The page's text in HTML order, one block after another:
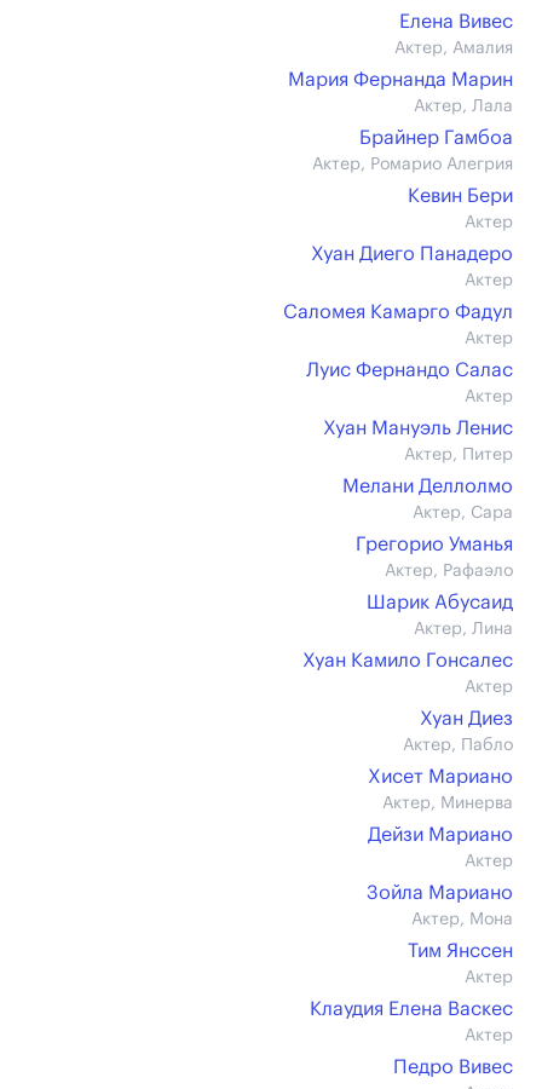
Елена Вивес
Актер, Амалия
Мария Фернанда Марин
Актер, Лала
Брайнер Гамбоа
Актер, Ромарио Алегрия
Кевин Бери
Актер
Хуан Диего Панадеро
Актер
Саломея Камарго Фадул
Актер
Луис Фернандо Салас
Актер
Хуан Мануэль Ленис
Актер, Питер
Мелани Деллолмо
Актер, Сара
Грегорио Уманья
Актер, Рафаэло
Шарик Абусаид
Актер, Лина
Хуан Камило Гонсалес
Актер
Хуан Диез
Актер, Пабло
Хисет Мариано
Актер, Минерва
Дейзи Мариано
Актер
Зойла Мариано
Актер, Мона
Тим Янссен
Актер
Клаудия Елена Васкес
Актер
Педро Вивес